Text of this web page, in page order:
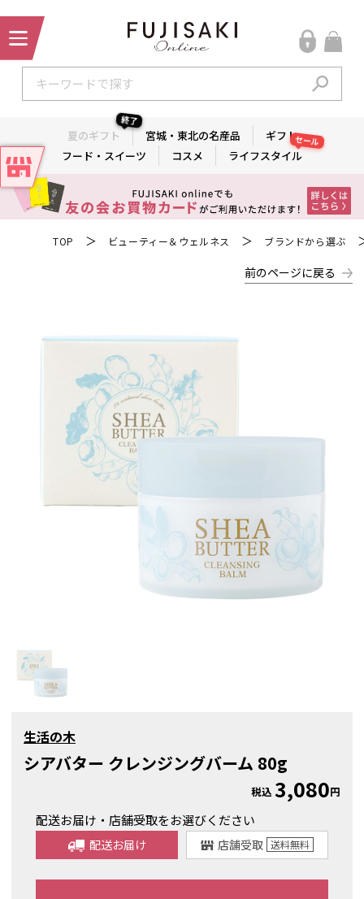
夏のギフト
終了
宮城・東北の名産品
ギフト
フード・スイーツ
コスメ ライフスタイル
セール
TOP ＞ ビューティー＆ウェルネス ＞ ブランドから選ぶ
前のページに戻る
生活の木
シアバター クレンジングバーム 80g
税込3,080円
配送お届け・店舗受取をお選びください
配送お届け 店舗受取 送料無料